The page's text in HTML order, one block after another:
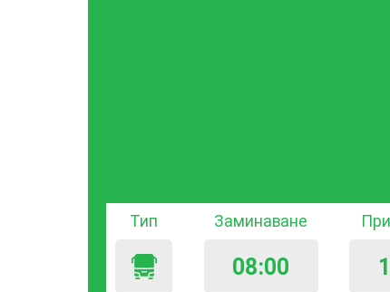
Тип Заминаване
08:00